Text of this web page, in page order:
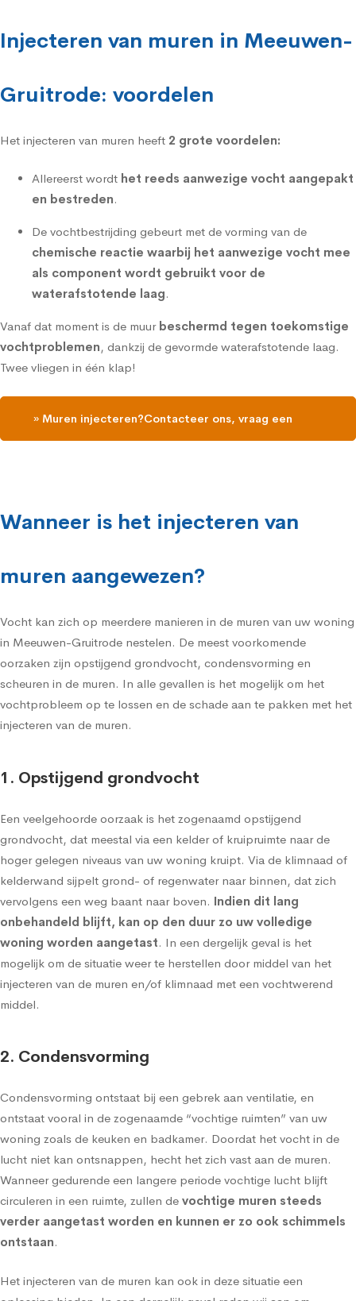
Injecteren van muren in Meeuwen-
Gruitrode: voordelen
Het injecteren van muren heeft 2 grote voordelen:
Allereerst wordt het reeds aanwezige vocht aangepakt
en bestreden.
De vochtbestrijding gebeurt met de vorming van de
chemische reactie waarbij het aanwezige vocht mee
als component wordt gebruikt voor de
waterafstotende laag.
Vanaf dat moment is de muur beschermd tegen toekomstige
vochtproblemen, dankzij de gevormde waterafstotende laag.
Twee vliegen in één klap!
» Muren injecteren?Contacteer ons, vraag een
Wanneer is het injecteren van
muren aangewezen?
Vocht kan zich op meerdere manieren in de muren van uw woning
in Meeuwen-Gruitrode nestelen. De meest voorkomende
oorzaken zijn opstijgend grondvocht, condensvorming en
scheuren in de muren. In alle gevallen is het mogelijk om het
vochtprobleem op te lossen en de schade aan te pakken met het
injecteren van de muren.
1. Opstijgend grondvocht
Een veelgehoorde oorzaak is het zogenaamd opstijgend
grondvocht, dat meestal via een kelder of kruipruimte naar de
hoger gelegen niveaus van uw woning kruipt. Via de klimnaad of
kelderwand sijpelt grond- of regenwater naar binnen, dat zich
vervolgens een weg baant naar boven. Indien dit lang
onbehandeld blijft, kan op den duur zo uw volledige
woning worden aangetast. In een dergelijk geval is het
mogelijk om de situatie weer te herstellen door middel van het
injecteren van de muren en/of klimnaad met een vochtwerend
middel.
2. Condensvorming
Condensvorming ontstaat bij een gebrek aan ventilatie, en
ontstaat vooral in de zogenaamde “vochtige ruimten” van uw
woning zoals de keuken en badkamer. Doordat het vocht in de
lucht niet kan ontsnappen, hecht het zich vast aan de muren.
Wanneer gedurende een langere periode vochtige lucht blijft
circuleren in een ruimte, zullen de vochtige muren steeds
verder aangetast worden en kunnen er zo ook schimmels
ontstaan.
Het injecteren van de muren kan ook in deze situatie een